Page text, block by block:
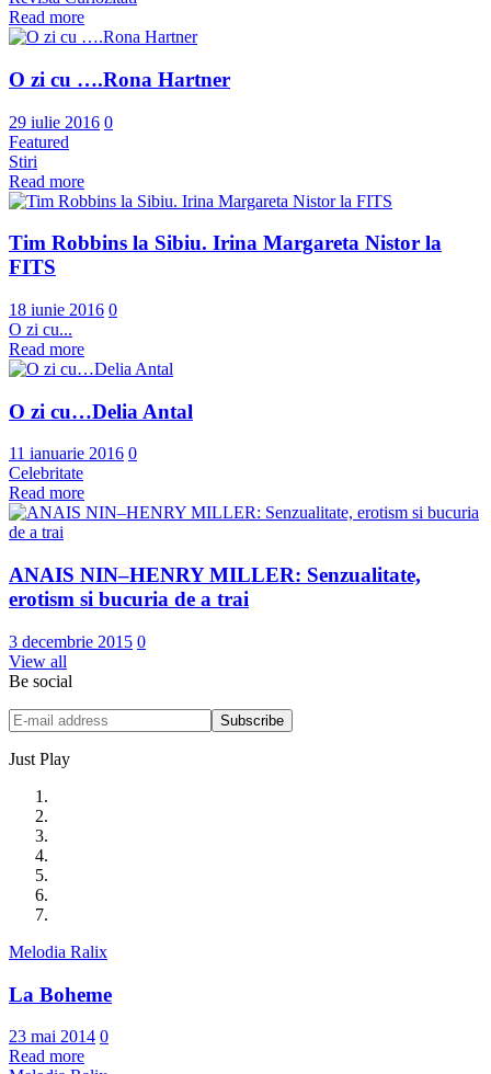
Read more
O zi cu ….Rona Hartner
29 iulie 2016 0
Featured
Stiri
Read more
Tim Robbins la Sibiu. Irina Margareta Nistor la
FITS
18 iunie 2016 0
O zi cu...
Read more
O zi cu…Delia Antal
11 ianuarie 2016 0
Celebritate
Read more
ANAIS NIN–HENRY MILLER: Senzualitate,
erotism si bucuria de a trai
3 decembrie 2015 0
View all
Be social
Just Play
Melodia Ralix
La Boheme
23 mai 2014 0
Read more